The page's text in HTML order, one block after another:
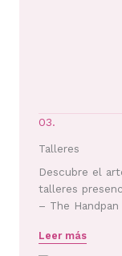
03.
Talleres
Descubre el
talleres
– The
Leer más